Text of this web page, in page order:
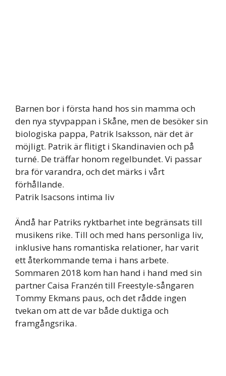
Barnen bor i första hand hos sin mamma och
den nya styvpappan i Skåne, men de besöker sin
biologiska pappa, Patrik Isaksson, när det är
möjligt. Patrik är flitigt i Skandinavien och på
turné. De träffar honom regelbundet. Vi passar
bra för varandra, och det märks i vårt
förhållande.
Patrik Isacsons intima liv
Ändå har Patriks ryktbarhet inte begränsats till
musikens rike. Till och med hans personliga liv,
inklusive hans romantiska relationer, har varit
ett återkommande tema i hans arbete.
Sommaren 2018 kom han hand i hand med sin
partner Caisa Franzén till Freestyle-sångaren
Tommy Ekmans paus, och det rådde ingen
tvekan om att de var både duktiga och
framgångsrika.